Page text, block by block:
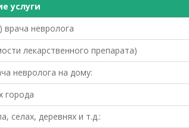
услуги
врача невролога
лекарственного препарата)
невролога на дому:
города
селах, деревнях и т.д.: